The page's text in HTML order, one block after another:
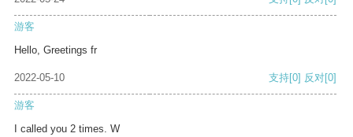
游客
Hello, Greetings fr
2022-05-10 支持[0] 反对[0]
游客
I called you 2 times. W